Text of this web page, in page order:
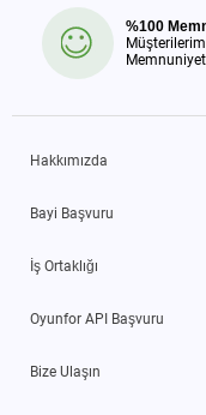
%100
Hakkımızda
Bayi Başvuru
İş Ortaklığı
Oyunfor API Başvuru
Bize Ulaşın